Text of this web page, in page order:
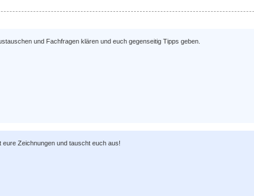
und Fachfragen klären und euch gegenseitig Tipps geben.
Zeichnungen und tauscht euch aus!